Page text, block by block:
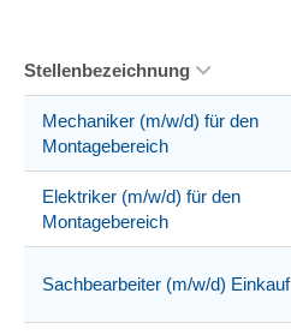
Stellenbezeichnung
Mechaniker (m/w/d) für den
Montagebereich
Elektriker (m/w/d) für den
Montagebereich
Sachbearbeiter (m/w/d) Einkauf